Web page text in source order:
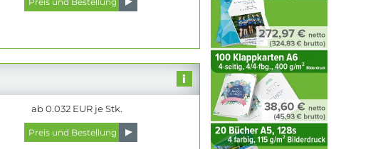
ab 0.032 EUR je Stk.